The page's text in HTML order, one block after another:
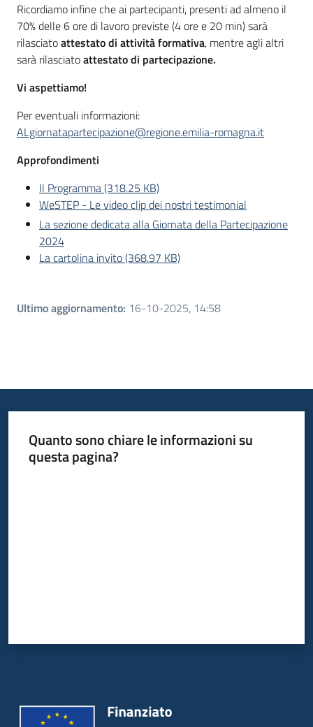
Ricordiamo infine che ai partecipanti, presenti ad almeno il
70% delle 6 ore di lavoro previste (4 ore e 20 min) sarà
rilasciatoattestato di attività formativa, mentre agli altri
sarà rilasciatoattestato di partecipazione.
Vi aspettiamo!
Per eventuali informazioni:
ALgiornatapartecipazione@regione.emilia-romagna.it
Approfondimenti
Il Programma (318.25 KB)
WeSTEP - Le video clip dei nostri testimonial
La sezione dedicata alla Giornata della Partecipazione
2024
La cartolina invito (368.97 KB)
Ultimo aggiornamento: 16-10-2025, 14:58
Quanto sono chiare le informazioni su
questa pagina?